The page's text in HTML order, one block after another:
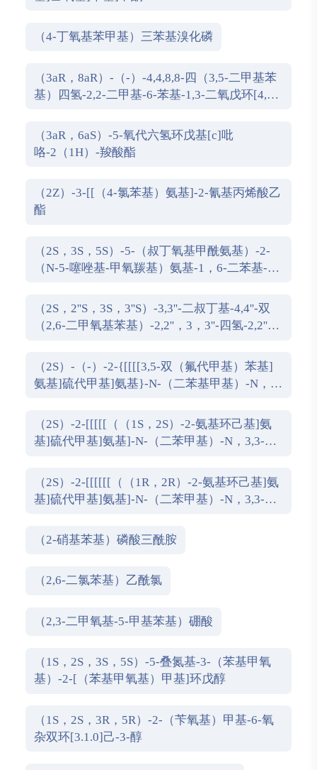
（4-丁氧基苯甲基）三苯基溴化磷
（3aR，8aR）-（-）-4,4,8,8-四（3,5-二甲基苯
基）四氢-2,2-二甲基-6-苯基-1,3-二氧戊环[4,5-
（3aR，6aS）-5-氧代六氢环戊基[c]吡
咯-2（1H）-羧酸酯
（2Z）-3-[[（4-氯苯基）氨基]-2-氰基丙烯酸乙
酯
（2S，3S，5S）-5-（叔丁氧基甲酰氨基）-2-
（N-5-噻唑基-甲氧羰基）氨基-1，6-二苯基-3-
（2S，2''S，3S，3''S）-3,3''-二叔丁基-4,4''-双
（2,6-二甲氧基苯基）-2,2''，3，3''-四氢-2,2''-
（2S）-（-）-2-{[[[[3,5-双（氟代甲基）苯基]
氨基]硫代甲基]氨基}-N-（二苯基甲基）-N，
（2S）-2-[[[[[（（1S，2S）-2-氨基环己基]氨
基]硫代甲基]氨基]-N-（二苯甲基）-N，3,3-三
（2S）-2-[[[[[[（（1R，2R）-2-氨基环己基]氨
基]硫代甲基]氨基]-N-（二苯甲基）-N，3,3-三
（2-硝基苯基）磷酸三酰胺
（2,6-二氯苯基）乙酰氯
（2,3-二甲氧基-5-甲基苯基）硼酸
（1S，2S，3S，5S）-5-叠氮基-3-（苯基甲氧
基）-2-[（苯基甲氧基）甲基]环戊醇
（1S，2S，3R，5R）-2-（苄氧基）甲基-6-氧
杂双环[3.1.0]己-3-醇